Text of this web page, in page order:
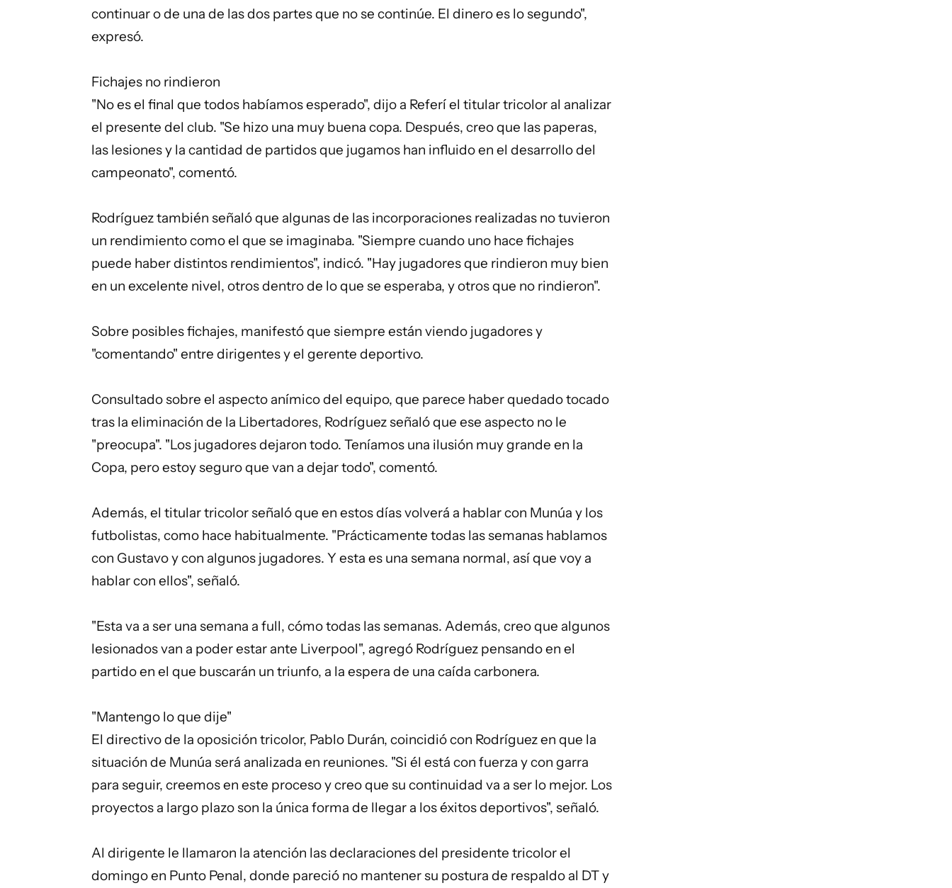
continuar o de una de las dos partes que no se continúe. El dinero es lo segundo",
expresó.
Fichajes no rindieron
"No es el final que todos habíamos esperado", dijo a Referí el titular tricolor al analizar
el presente del club. "Se hizo una muy buena copa. Después, creo que las paperas,
las lesiones y la cantidad de partidos que jugamos han influido en el desarrollo del
campeonato", comentó.
Rodríguez también señaló que algunas de las incorporaciones realizadas no tuvieron
un rendimiento como el que se imaginaba. "Siempre cuando uno hace fichajes
puede haber distintos rendimientos", indicó. "Hay jugadores que rindieron muy bien
en un excelente nivel, otros dentro de lo que se esperaba, y otros que no rindieron".
Sobre posibles fichajes, manifestó que siempre están viendo jugadores y
"comentando" entre dirigentes y el gerente deportivo.
Consultado sobre el aspecto anímico del equipo, que parece haber quedado tocado
tras la eliminación de la Libertadores, Rodríguez señaló que ese aspecto no le
"preocupa". "Los jugadores dejaron todo. Teníamos una ilusión muy grande en la
Copa, pero estoy seguro que van a dejar todo", comentó.
Además, el titular tricolor señaló que en estos días volverá a hablar con Munúa y los
futbolistas, como hace habitualmente. "Prácticamente todas las semanas hablamos
con Gustavo y con algunos jugadores. Y esta es una semana normal, así que voy a
hablar con ellos", señaló.
"Esta va a ser una semana a full, cómo todas las semanas. Además, creo que algunos
lesionados van a poder estar ante Liverpool", agregó Rodríguez pensando en el
partido en el que buscarán un triunfo, a la espera de una caída carbonera.
"Mantengo lo que dije"
El directivo de la oposición tricolor, Pablo Durán, coincidió con Rodríguez en que la
situación de Munúa será analizada en reuniones. "Si él está con fuerza y con garra
para seguir, creemos en este proceso y creo que su continuidad va a ser lo mejor. Los
proyectos a largo plazo son la única forma de llegar a los éxitos deportivos", señaló.
Al dirigente le llamaron la atención las declaraciones del presidente tricolor el
domingo en Punto Penal, donde pareció no mantener su postura de respaldo al DT y